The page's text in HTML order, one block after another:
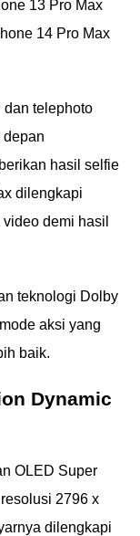
13 Pro Max
14 Pro Max
dan telephoto
depan
hasil selfie
dilengkapi
demi hasil
teknologi Dolby
aksi yang
baik.
Dynamic
OLED Super
2796 x
dilengkapi